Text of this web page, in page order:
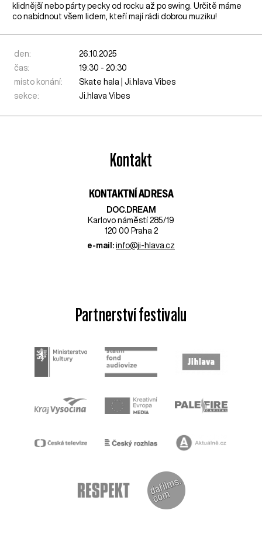
klidnější nebo párty pecky od rocku až po swing. Určitě máme
co nabídnout všem lidem, kteří mají rádi dobrou muziku!
den:
26.10.2025
čas:
19:30 - 20:30
místo konání:
Skate hala | Ji.hlava Vibes
sekce:
Ji.hlava Vibes
Kontakt
KONTAKTNÍ ADRESA
DOC.DREAM​
Karlovo náměstí 285/19
120 00 Praha 2
e-mail: info@ji-hlava.cz
Partnerství festivalu